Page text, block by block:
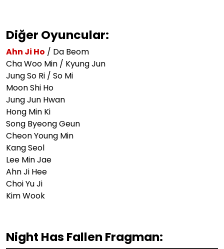
Diğer Oyuncular:
Ahn Ji Ho / Da Beom
Cha Woo Min / Kyung Jun
Jung So Ri / So Mi
Moon Shi Ho
Jung Jun Hwan
Hong Min Ki
Song Byeong Geun
Cheon Young Min
Kang Seol
Lee Min Jae
Ahn Ji Hee
Choi Yu Ji
Kim Wook
Night Has Fallen Fragman: